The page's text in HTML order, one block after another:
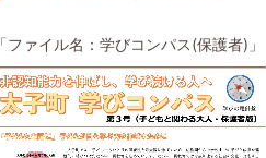
「ファイル名：学びコンパス(保護者)」